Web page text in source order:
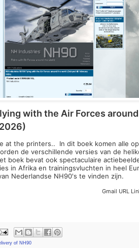
with the Air Forces
at the printers.. In dit boek komen alle
de verschillende versies van de
boek bevat ook spectaculaire
in Afrika en trainingsvluchten in heel
Nederlandse NH90's te vinden zijn.
Gmail URL
of NH90